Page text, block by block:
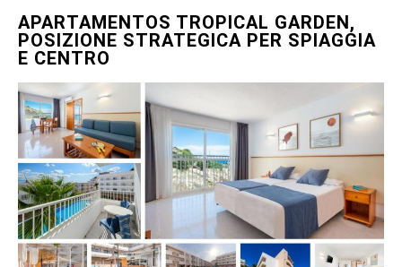
APARTAMENTOS TROPICAL GARDEN,
POSIZIONE STRATEGICA PER SPIAGGIA
E CENTRO